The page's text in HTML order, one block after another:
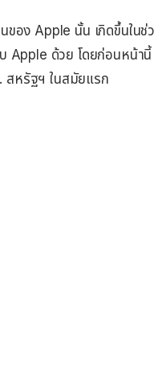
ของ Apple นั้น เกิดขึ้นใน
Apple ด้วย โดยก่อนหน้า
สหรัฐฯ ในสมัยแรก